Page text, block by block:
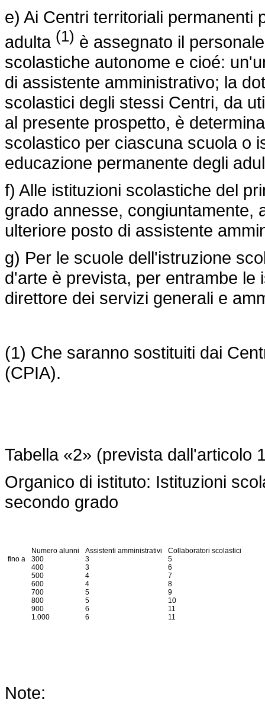
e) Ai Centri territoriali permanenti
adulta (1) è assegnato il
scolastiche autonome e cioé:
di assistente amministrativo; la
scolastici degli stessi Centri, da
al presente prospetto, è
scolastico per ciascuna scuola o
educazione permanente degli
f) Alle istituzioni scolastiche del
grado annesse, congiuntamente,
ulteriore posto di assistente
g) Per le scuole dell'istruzione
d'arte è prevista, per entrambe
direttore dei servizi generali e
(1) Che saranno sostituiti dai
(CPIA).
Tabella «2» (prevista dall'articolo
Organico di istituto: Istituzioni
secondo grado
Numero alunni Assistenti amministrativi
Collaboratori scolastici
fino a
300 3
5
400
3
6
500
4
7
600
4
8
700
5
9
800
5
10
900
6
11
1.000
6 11
Note: